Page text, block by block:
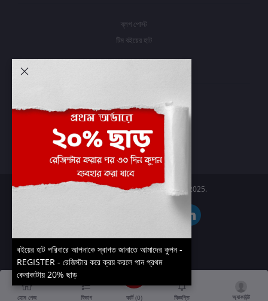
ব্লগ পোস্ট
টিম বইয়ের হাট
প্রবেশ করুন
অর্ডার ইতিহাস
আমার ইচ্ছাগুলি
অর্ডার ট্র্যাকিং
Boier Haat™ | © All rights reserved 2025.
হোম পেজ বিভাগ কার্ট (0) বিজ্ঞপ্তি অ্যাকাউন্ট
বইয়ের হাট পরিবারে আপনাকে স্বাগত জানাতে আমাদের কুপন -
REGISTER - রেজিস্টার করে ক্রয় করলে পান প্রথম
কেনাকাটায় 20% ছাড়